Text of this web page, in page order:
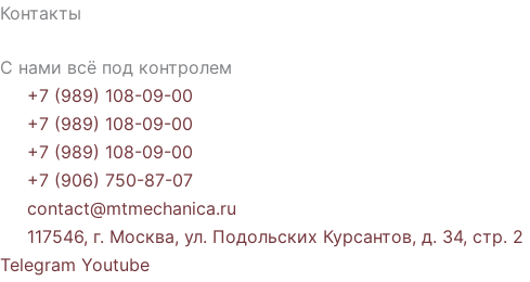
Контакты
С нами всё под контролем
+7 (989) 108-09-00
+7 (989) 108-09-00
+7 (989) 108-09-00
+7 (906) 750-87-07
contact@mtmechanica.ru
117546, г. Москва, ул. Подольских Курсантов, д. 34, стр. 2
Telegram Youtube